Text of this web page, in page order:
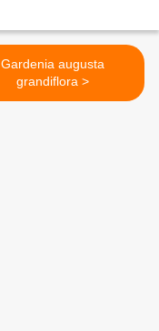
Gardenia augusta
grandiflora >